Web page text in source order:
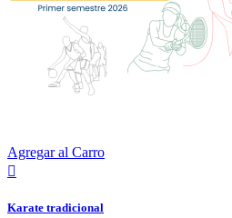
Agregar al Carro

Karate tradicional